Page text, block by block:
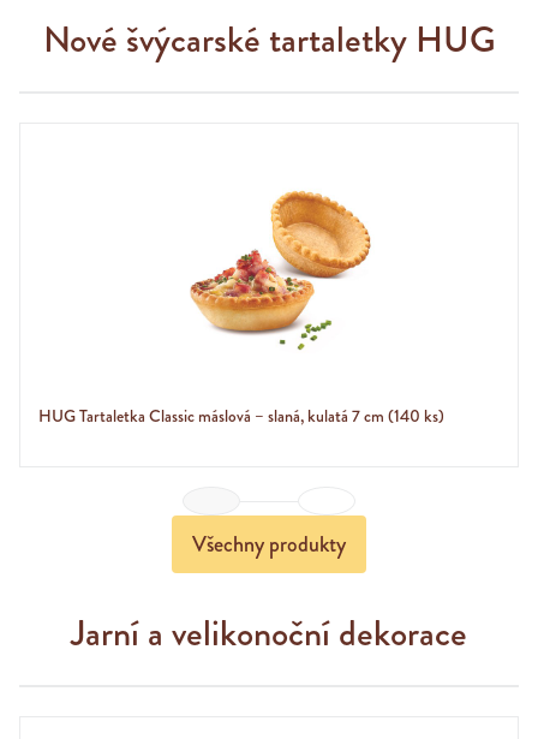
Nové švýcarské tartaletky HUG
HUG Tartaletka Classic máslová – slaná, kulatá 7 cm (140 ks)
Všechny produkty
Jarní a velikonoční dekorace